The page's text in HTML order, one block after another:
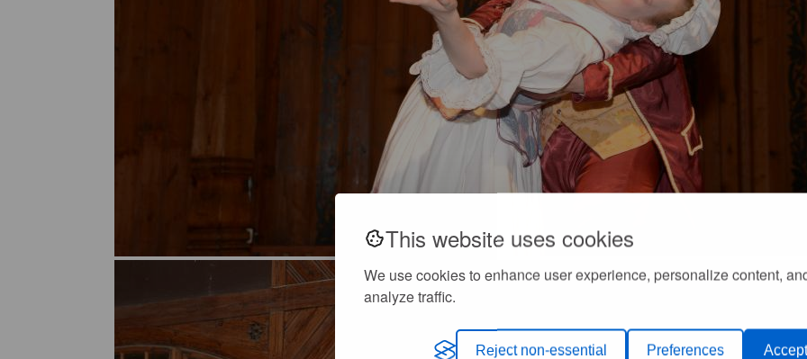
This website uses cookies
We use cookies to enhance user experience, personalize content,
analyze traffic.
Reject non-essential Preferences